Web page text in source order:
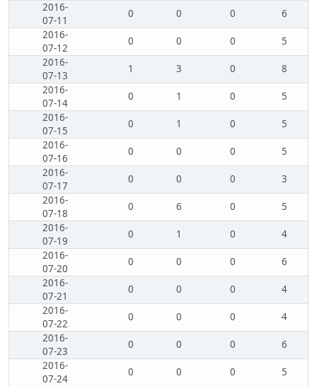
2016-
07-11
0 0 0
6
2016-
07-12
0 0 0
5
2016-
07-13
1 3 0
8
2016-
07-14
0 1 0
5
2016-
07-15
0 1 0
5
2016-
07-16
0 0 0
5
2016-
07-17
0 0 0
3
2016-
07-18
0 6 0
5
2016-
07-19
0 1 0
4
2016-
07-20
0 0 0
6
2016-
07-21
0 0 0
4
2016-
07-22
0 0 0
4
2016-
07-23
0 0 0
6
2016-
07-24
0 0 0
5